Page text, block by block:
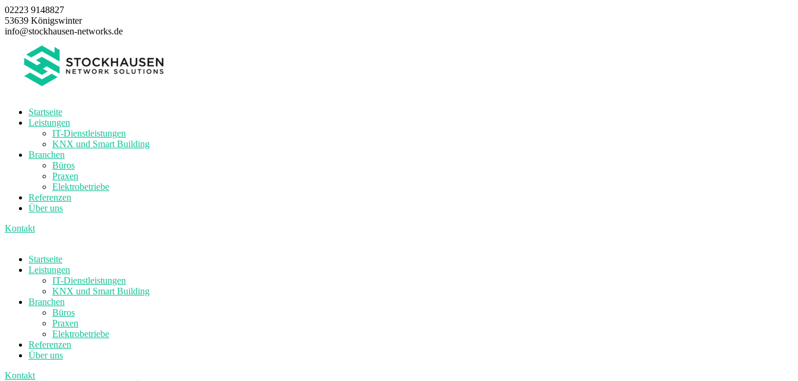
02223 9148827
53639 Königswinter
info@stockhausen-networks.de
Startseite
Leistungen
IT-Dienstleistungen
KNX und Smart Building
Branchen
Büros
Praxen
Elektrobetriebe
Referenzen
Über uns
Kontakt
Startseite
Leistungen
IT-Dienstleistungen
KNX und Smart Building
Branchen
Büros
Praxen
Elektrobetriebe
Referenzen
Über uns
Kontakt